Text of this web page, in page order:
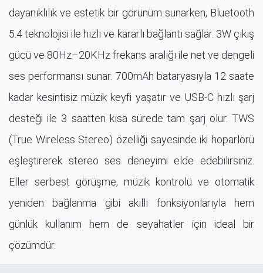
dayanıklılık ve estetik bir görünüm sunarken, Bluetooth
5.4 teknolojisi ile hızlı ve kararlı bağlantı sağlar. 3W çıkış
gücü ve 80Hz–20KHz frekans aralığı ile net ve dengeli
ses performansı sunar. 700mAh bataryasıyla 12 saate
kadar kesintisiz müzik keyfi yaşatır ve USB-C hızlı şarj
desteği ile 3 saatten kısa sürede tam şarj olur. TWS
(True Wireless Stereo) özelliği sayesinde iki hoparlörü
eşleştirerek stereo ses deneyimi elde edebilirsiniz.
Eller serbest görüşme, müzik kontrolü ve otomatik
yeniden bağlanma gibi akıllı fonksiyonlarıyla hem
günlük kullanım hem de seyahatler için ideal bir
çözümdür.